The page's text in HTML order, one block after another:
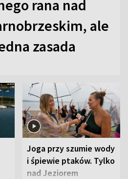
rana nad
ale
zasada
Joga przy szumie wody
i śpiewie ptaków. Tylko
nad Jeziorem